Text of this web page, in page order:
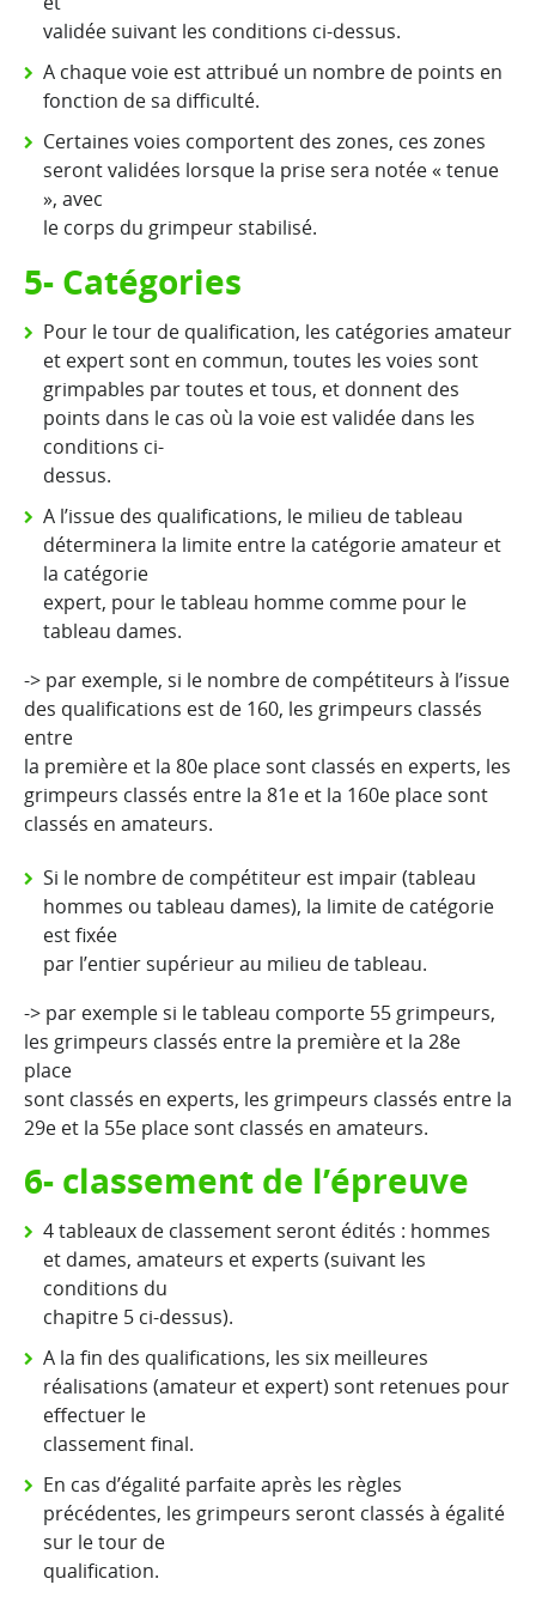
validée suivant les conditions ci-dessus.
A chaque voie est attribué un nombre de points en
fonction de sa difficulté.
Certaines voies comportent des zones, ces zones
seront validées lorsque la prise sera notée « tenue
», avec
le corps du grimpeur stabilisé.
5- Catégories
Pour le tour de qualification, les catégories amateur
et expert sont en commun, toutes les voies sont
grimpables par toutes et tous, et donnent des
points dans le cas où la voie est validée dans les
conditions ci-
dessus.
A l’issue des qualifications, le milieu de tableau
déterminera la limite entre la catégorie amateur et
la catégorie
expert, pour le tableau homme comme pour le
tableau dames.
-> par exemple, si le nombre de compétiteurs à l’issue
des qualifications est de 160, les grimpeurs classés
entre
la première et la 80e place sont classés en experts, les
grimpeurs classés entre la 81e et la 160e place sont
classés en amateurs.
Si le nombre de compétiteur est impair (tableau
hommes ou tableau dames), la limite de catégorie
est fixée
par l’entier supérieur au milieu de tableau.
-> par exemple si le tableau comporte 55 grimpeurs,
les grimpeurs classés entre la première et la 28e
place
sont classés en experts, les grimpeurs classés entre la
29e et la 55e place sont classés en amateurs.
6- classement de l’épreuve
4 tableaux de classement seront édités : hommes
et dames, amateurs et experts (suivant les
conditions du
chapitre 5 ci-dessus).
A la fin des qualifications, les six meilleures
réalisations (amateur et expert) sont retenues pour
effectuer le
classement final.
En cas d’égalité parfaite après les règles
précédentes, les grimpeurs seront classés à égalité
sur le tour de
qualification.